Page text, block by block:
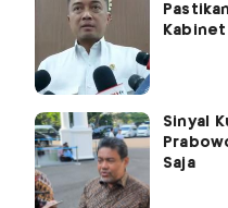
Kabinet
Sinyal
Saja